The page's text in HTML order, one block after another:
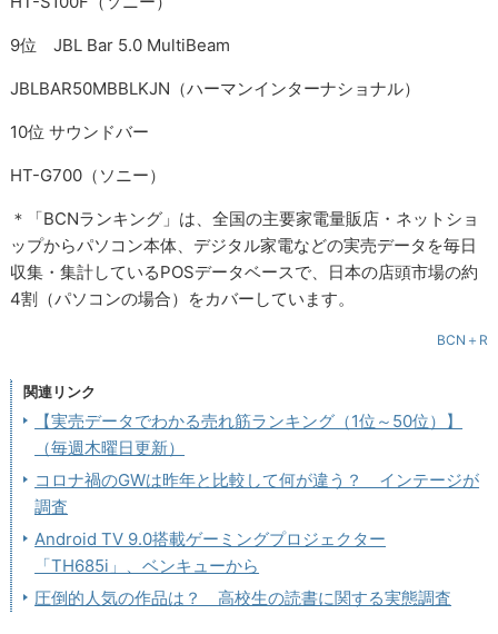
9位 JBL Bar 5.0 MultiBeam
JBLBAR50MBBLKJN（ハーマンインターナショナル）
10位 サウンドバー
HT-G700（ソニー）
＊「BCNランキング」は、全国の主要家電量販店・ネットショ
ップからパソコン本体、デジタル家電などの実売データを毎日
収集・集計しているPOSデータベースで、日本の店頭市場の約
4割（パソコンの場合）をカバーしています。
BCN＋R
関連リンク
【実売データでわかる売れ筋ランキング（1位～50位）】
（毎週木曜日更新）
コロナ禍のGWは昨年と比較して何が違う？ インテージが
調査
Android TV 9.0搭載ゲーミングプロジェクター
「TH685i」、ベンキューから
圧倒的人気の作品は？ 高校生の読書に関する実態調査